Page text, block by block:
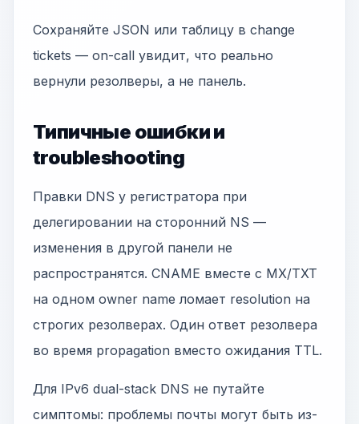
Сохраняйте JSON или таблицу в change
tickets — on-call увидит, что реально
вернули резолверы, а не панель.
Типичные ошибки и
troubleshooting
Правки DNS у регистратора при
делегировании на сторонний NS —
изменения в другой панели не
распространятся. CNAME вместе с MX/TXT
на одном owner name ломает resolution на
строгих резолверах. Один ответ резолвера
во время propagation вместо ожидания TTL.
Для IPv6 dual-stack DNS не путайте
симптомы: проблемы почты могут быть из-